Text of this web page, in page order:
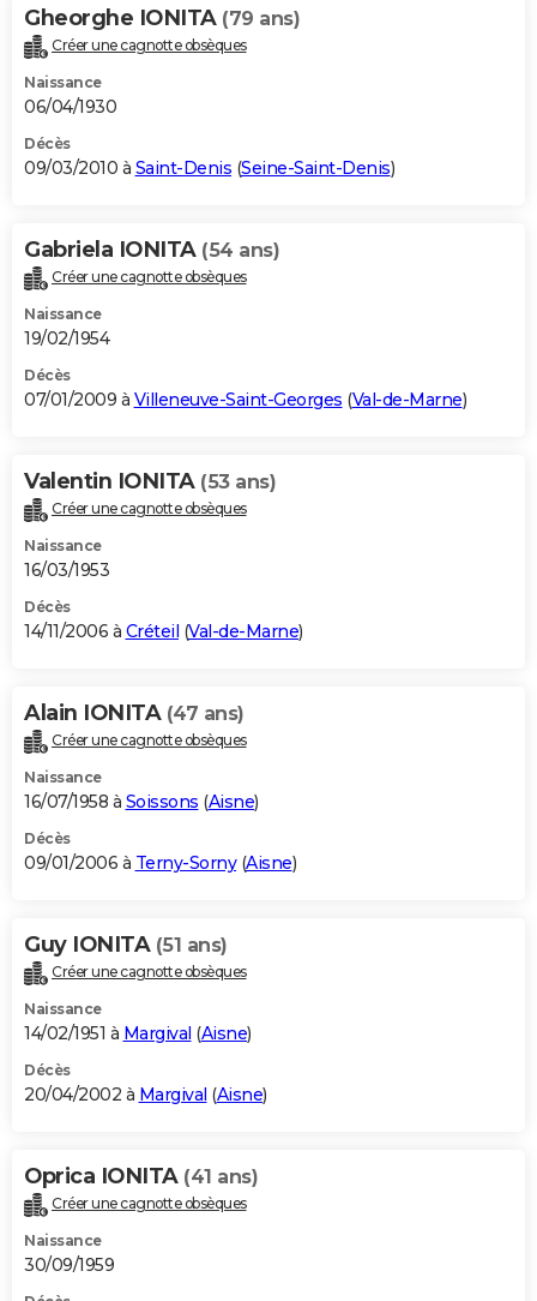
Gheorghe IONITA (79 ans)
Créer une cagnotte obsèques
Naissance
06/04/1930
Décès
09/03/2010 à Saint-Denis (Seine-Saint-Denis)
Gabriela IONITA (54 ans)
Créer une cagnotte obsèques
Naissance
19/02/1954
Décès
07/01/2009 à Villeneuve-Saint-Georges (Val-de-Marne)
Valentin IONITA (53 ans)
Créer une cagnotte obsèques
Naissance
16/03/1953
Décès
14/11/2006 à Créteil (Val-de-Marne)
Alain IONITA (47 ans)
Créer une cagnotte obsèques
Naissance
16/07/1958 à Soissons (Aisne)
Décès
09/01/2006 à Terny-Sorny(Aisne)
Guy IONITA (51 ans)
Créer une cagnotte obsèques
Naissance
14/02/1951 à Margival (Aisne)
Décès
20/04/2002 à Margival (Aisne)
Oprica IONITA (41 ans)
Créer une cagnotte obsèques
Naissance
30/09/1959